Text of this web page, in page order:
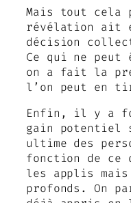
Mais tout cela
révélation ait
décision
Ce qui ne
on a fait la
l’on peut en
Enfin, il y a
gain potentiel
ultime des
fonction de ce
les applis
profonds. On